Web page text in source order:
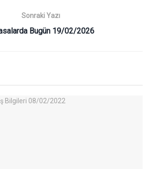
Sonraki Yazı
Bugün 19/02/2026